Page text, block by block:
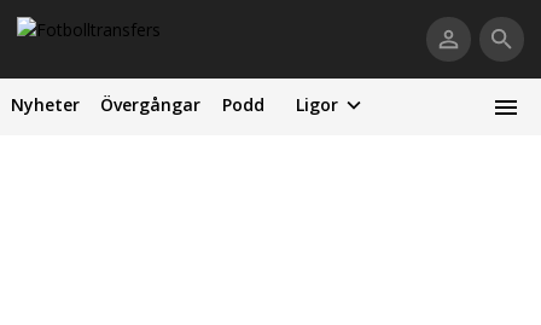
Nyheter Övergångar Podd Ligor